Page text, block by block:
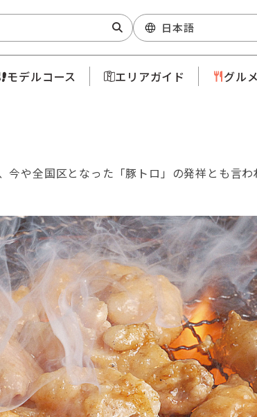
日本語
モデルコース エリアガイド グル
や全国区となった「豚トロ」の発祥とも言わ